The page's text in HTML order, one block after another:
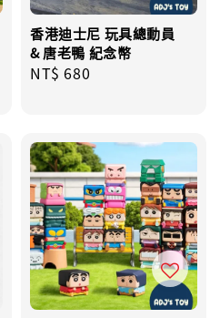
Regular
香港迪士尼 玩具總動員
& 唐老鴨 紀念幣
Regular
NT$ 680